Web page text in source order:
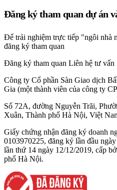
Đăng ký tham quan dự án
Để trải nghiệm trực tiếp "ngôi nhà
đăng ký tham quan
Đăng ký tham quan Liên hệ tư vấn
Công ty Cổ phần Sàn Giao dịch
Gia (một thành viên của công ty
Số 72A, đường Nguyễn Trãi,
Xuân, Thành phố Hà Nội, Việt
Giấy chứng nhận đăng ký doanh
0103970225, đăng ký lần đầu
lần thứ 14 ngày 12/12/2019, cấp
phố Hà Nội.